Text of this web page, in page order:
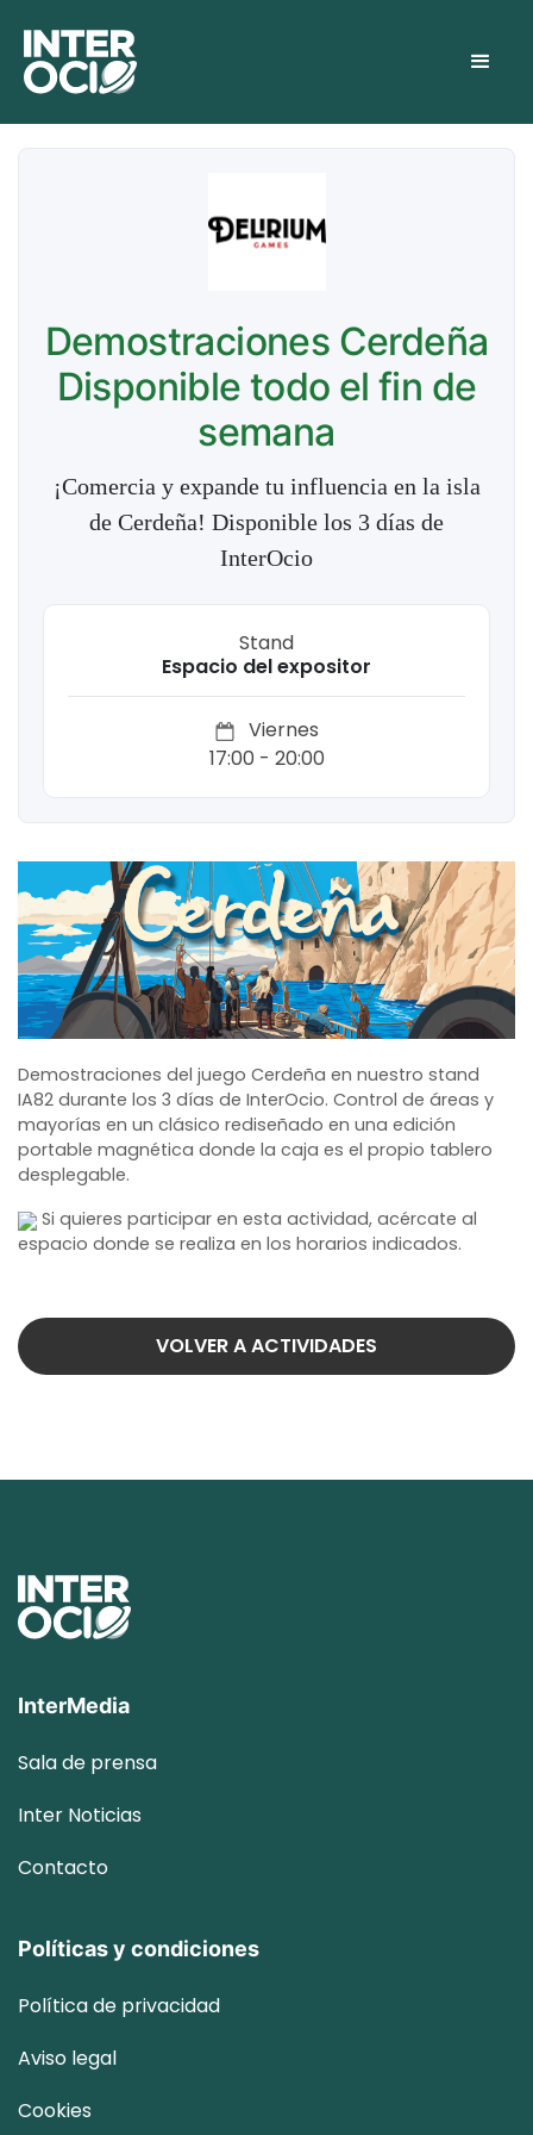
Demostraciones Cerdeña
Disponible todo el fin de
semana
¡Comercia y expande tu influencia en la isla
de Cerdeña! Disponible los 3 días de
InterOcio
Stand
Espacio del expositor
Viernes
17:00 - 20:00
Demostraciones del juego Cerdeña en nuestro stand
IA82 durante los 3 días de InterOcio. Control de áreas y
mayorías en un clásico rediseñado en una edición
portable magnética donde la caja es el propio tablero
desplegable.
Si quieres participar en esta actividad, acércate al
espacio donde se realiza en los horarios indicados.
VOLVER A ACTIVIDADES
InterMedia
Sala de prensa
Inter Noticias
Contacto
Políticas y condiciones
Política de privacidad
Aviso legal
Cookies